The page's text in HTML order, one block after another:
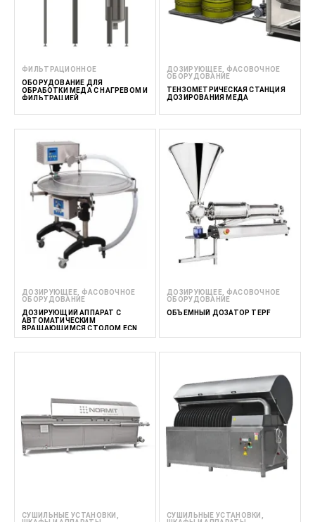
ФИЛЬТРАЦИОННОЕ
ОБОРУДОВАНИЕ ДЛЯ
ОБРАБОТКИ МЕДА C НАГРЕВОМ И
ФИЛЬТРАЦИЕЙ
ДОЗИРУЮЩЕЕ, ФАСОВОЧНОЕ
ОБОРУДОВАНИЕ
ТЕНЗОМЕТРИЧЕСКАЯ СТАНЦИЯ
ДОЗИРОВАНИЯ МЕДА
ДОЗИРУЮЩЕЕ, ФАСОВОЧНОЕ
ОБОРУДОВАНИЕ
ДОЗИРУЮЩИЙ АППАРАТ С
АВТОМАТИЧЕСКИМ
ВРАЩАЮЩИМСЯ СТОЛОМ ECN
ДОЗИРУЮЩЕЕ, ФАСОВОЧНОЕ
ОБОРУДОВАНИЕ
ОБЪЕМНЫЙ ДОЗАТОР TEPF
СУШИЛЬНЫЕ УСТАНОВКИ,
СУШИЛЬНЫЕ УСТАНОВКИ,